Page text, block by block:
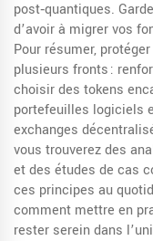
post‑quantiques.
d’avoir à migrer vos
Pour résumer,
plusieurs fronts :
choisir des tokens
portefeuilles logiciels
exchanges
vous trouverez des
et des études de cas
ces principes au
comment mettre en
rester serein dans